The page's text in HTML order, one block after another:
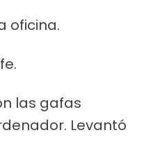
oficina.
las gafas
Levantó